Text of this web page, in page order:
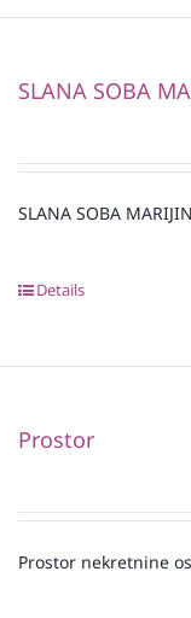
SLANA SOBA
SLANA SOBA
Details
Prostor
Prostor nekretnine